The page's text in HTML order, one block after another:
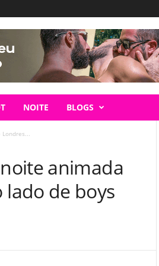
NOITE BLOGS
animada
lado de boys